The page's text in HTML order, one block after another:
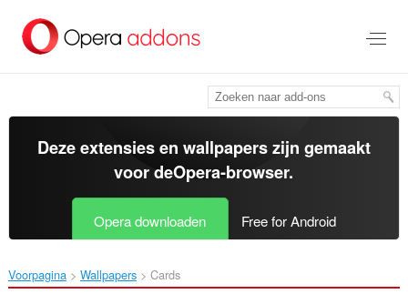
tekst
springen
Deze extensies en wallpapers zijn gemaakt
voor deOpera-browser.
Opera downloaden Free for Android
Voorpagina Wallpapers Cards‎